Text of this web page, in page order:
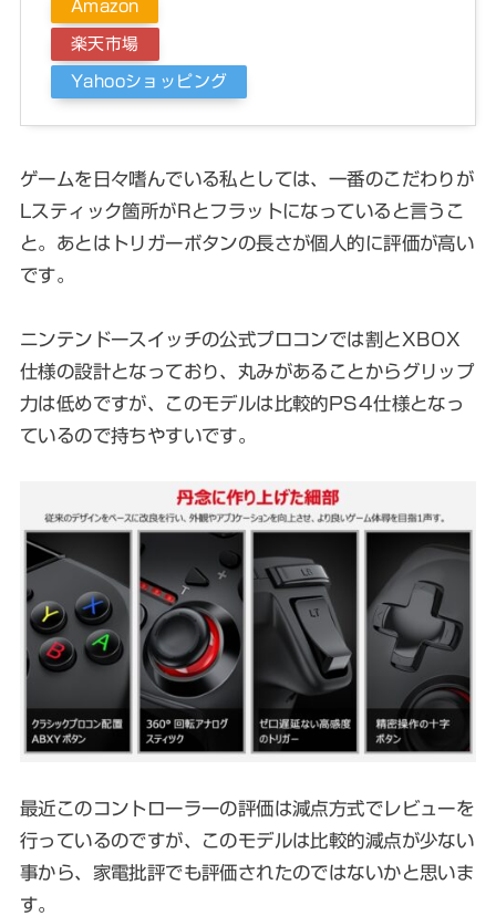
Amazon
楽天市場
Yahooショッピング
ゲームを日々嗜んでいる私としては、一番のこだわりが
Lスティック箇所がRとフラットになっていると言うこ
と。あとはトリガーボタンの長さが個人的に評価が高い
です。
ニンテンドースイッチの公式プロコンでは割とXBOX
仕様の設計となっており、丸みがあることからグリップ
力は低めですが、このモデルは比較的PS4仕様となっ
ているので持ちやすいです。
最近このコントローラーの評価は減点方式でレビューを
行っているのですが、このモデルは比較的減点が少ない
事から、家電批評でも評価されたのではないかと思いま
す。